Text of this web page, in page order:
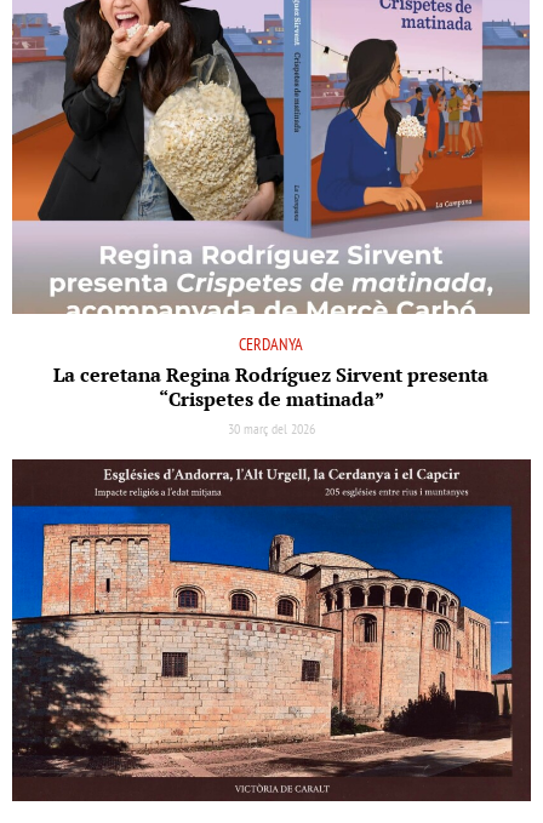
CERDANYA
La ceretana Regina Rodríguez Sirvent presenta
“Crispetes de matinada”
30 març del 2026